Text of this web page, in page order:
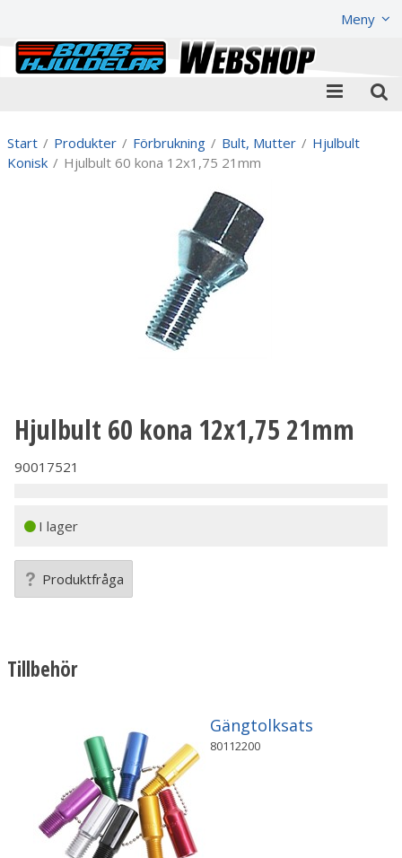
Meny
Start / Produkter / Förbrukning / Bult, Mutter / Hjulbult
Konisk / Hjulbult 60 kona 12x1,75 21mm
Hjulbult 60 kona 12x1,75 21mm
90017521
I lager
Produktfråga
Tillbehör
Gängtolksats
80112200